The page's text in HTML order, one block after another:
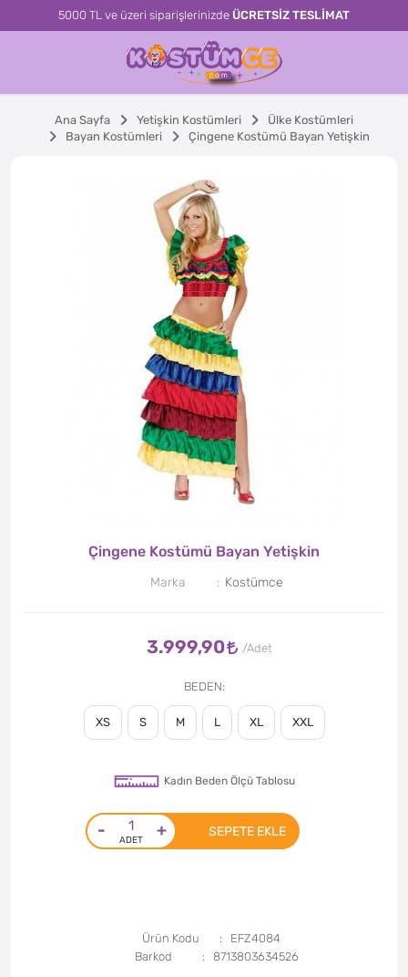
5000 TL ve üzeri siparişlerinizde ÜCRETSİZ TESLİMAT
Ana Sayfa Yetişkin Kostümleri
Ülke Kostümleri
Bayan Kostümleri
Çingene Kostümü Bayan Yetişkin
Çingene Kostümü Bayan Yetişkin
Marka Kostümce
3.999,90
BEDEN
XS S M L XL XXL
Kadın Beden Ölçü Tablosu
- + SEPETE EKLE
Ürün Kodu
EFZ4084
Barkod
8713803634526